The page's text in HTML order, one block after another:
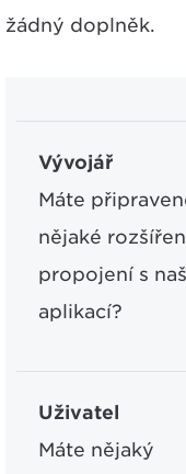
žádný doplněk.
Vývojář
Máte
nějaké
propojení s
aplikací?
Uživatel
Máte nějaký